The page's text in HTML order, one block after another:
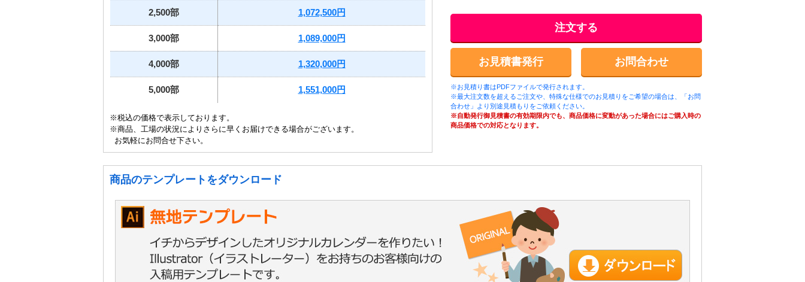
2,500部 1,072,500円
3,000部 1,089,000円
4,000部 1,320,000円
5,000部 1,551,000円
※税込の価格で表示しております。
※商品、工場の状況によりさらに早くお届けできる場合がございます。
お気軽にお問合せ下さい。
注文する
お見積書発行 お問合わせ
※お見積り書はPDFファイルで発行されます。
※最大注文数を超えるご注文や、特殊な仕様でのお見積りをご希望の場合は、「お問
合わせ」より別途見積もりをご依頼ください。
※自動発行御見積書の有効期限内でも、商品価格に変動があった場合にはご購入時の
商品価格での対応となります。
商品のテンプレートをダウンロード